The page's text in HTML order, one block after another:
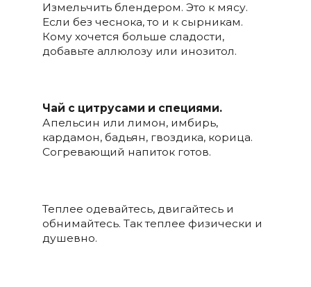
Измельчить блендером. Это к мясу.
Если без чеснока, то и к сырникам.
Кому хочется больше сладости,
добавьте аллюлозу или инозитол.
Чай с цитрусами и специями.
Апельсин или лимон, имбирь,
кардамон, бадьян, гвоздика, корица.
Согревающий напиток готов.
Теплее одевайтесь, двигайтесь и
обнимайтесь. Так теплее физически и
душевно.